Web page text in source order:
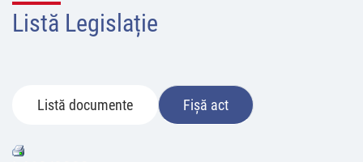
Listă Legislație
Listă documente Fișă act